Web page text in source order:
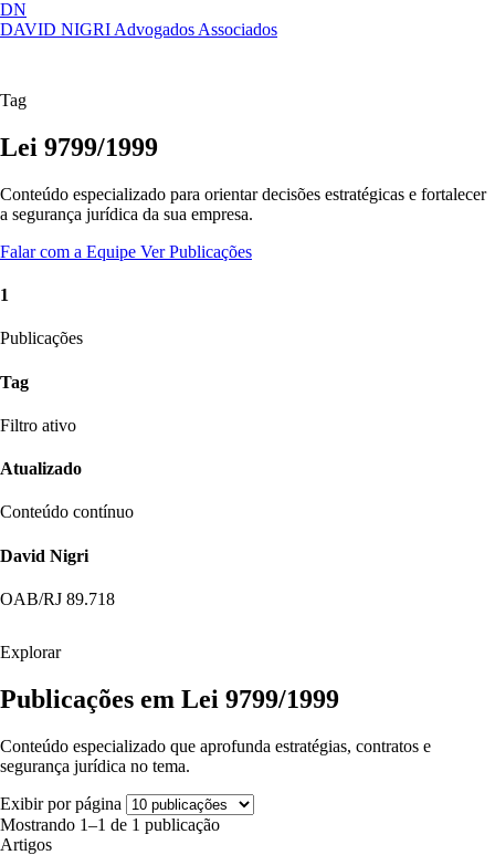
DN
DAVID NIGRI Advogados Associados
Artigos, sentenças, áreas de atuação,
Tag
Lei 9799/1999
Conteúdo especializado para orientar decisões estratégicas e fortalecer
a segurança jurídica da sua empresa.
Falar com a Equipe Ver Publicações
1
Publicações
Tag
Filtro ativo
Atualizado
Conteúdo contínuo
David Nigri
OAB/RJ 89.718
Explorar
Publicações em Lei 9799/1999
Conteúdo especializado que aprofunda estratégias, contratos e
segurança jurídica no tema.
Exibir por página
Mostrando 1–1 de 1 publicação
Artigos